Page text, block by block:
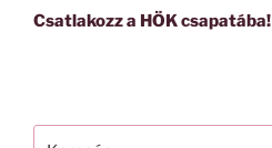
bejegyzés
Csatlakozz a HÖK csapatába!